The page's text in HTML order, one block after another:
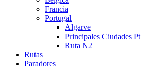
Francia
Portugal
Algarve
Principales Ciudades Pt
Ruta N2
Rutas
Paradores